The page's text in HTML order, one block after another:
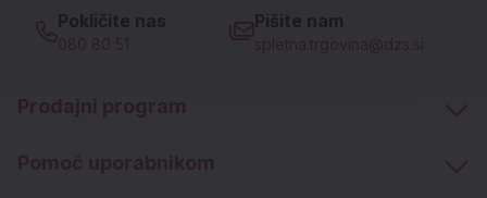
Pokličite nas
080 80 51
Pišite nam
spletna.trgovina@dzs.si
Prodajni program
Pomoč uporabnikom